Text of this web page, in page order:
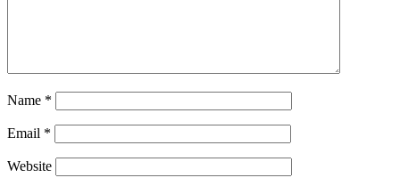
Name *
Email *
Website